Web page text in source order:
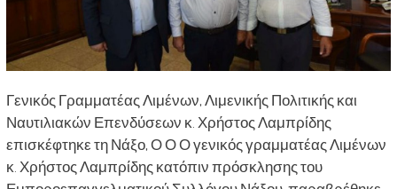
Γενικός Γραμματέας Λιμένων, Λιμενικής Πολιτικής και
Ναυτιλιακών Επενδύσεων κ. Χρήστος Λαμπρίδης
επισκέφτηκε τη Νάξο, Ο Ο Ο γενικός γραμματέας Λιμένων
κ. Χρήστος Λαμπρίδης κατόπιν πρόσκλησης του